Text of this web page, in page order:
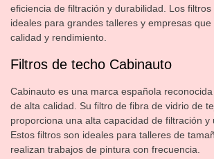
eficiencia de filtración y durabilidad. Los filtros
ideales para grandes talleres y empresas
calidad y rendimiento.
Filtros de techo Cabinauto
Cabinauto es una marca española
de alta calidad. Su filtro de fibra de vidrio de
proporciona una alta capacidad de filtración y
Estos filtros son ideales para talleres de
realizan trabajos de pintura con frecuencia.